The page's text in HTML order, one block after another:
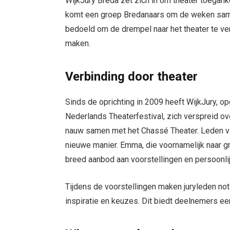
komt een groep Bredanaars om de weken
bedoeld om de drempel naar het theater te
maken.
Verbinding door theater
Sinds de oprichting in 2009 heeft WijkJury,
Nederlands Theaterfestival, zich verspreid
nauw samen met het Chassé Theater. Leden
nieuwe manier. Emma, die voornamelijk naar
breed aanbod aan voorstellingen en
Tijdens de voorstellingen maken juryleden
inspiratie en keuzes. Dit biedt deelnemers